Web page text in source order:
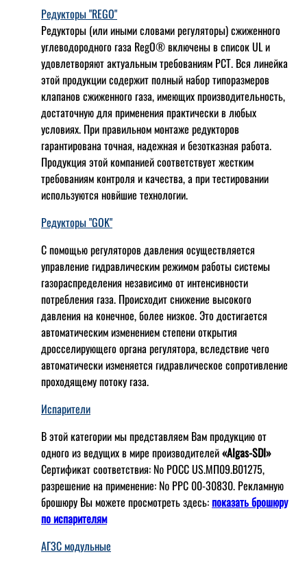
Редукторы "REGO"
Редукторы (или иными словами регуляторы) сжиженного
углеводородного газа RegO® включены в список UL и
удовлетворяют актуальным требованиям РСТ. Вся линейка
этой продукции содержит полный набор типоразмеров
клапанов сжиженного газа, имеющих производительность,
достаточную для применения практически в любых
условиях. При правильном монтаже редукторов
гарантирована точная, надежная и безотказная работа.
Продукция этой компанией соответствует жестким
требованиям контроля и качества, а при тестировании
используются новйшие технологии.
Редукторы "GOK"
С помощью регуляторов давления осуществляется
управление гидравлическим режимом работы системы
газораспределения независимо от интенсивности
потребления газа. Происходит снижение высокого
давления на конечное, более низкое. Это достигается
автоматическим изменением степени открытия
дросселирующего органа регулятора, вследствие чего
автоматически изменяется гидравлическое сопротивление
проходящему потоку газа.
Испарители
В этой категории мы представляем Вам продукцию от
одного из ведущих в мире производителей«Algas-SDI»
Сертификат соответствия: № РОСС US.МП09.В01275,
разрешение на применение: № РРС 00-30830. Рекламную
брошюру Вы можете просмотреть здесь:показать брошюру
по испарителям
АГЗС модульные